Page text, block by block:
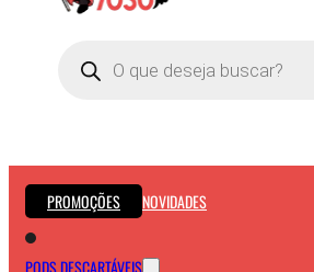
Pesquisar
produtos
PROMOÇÕES NOVIDADES
PODS DESCARTÁVEIS